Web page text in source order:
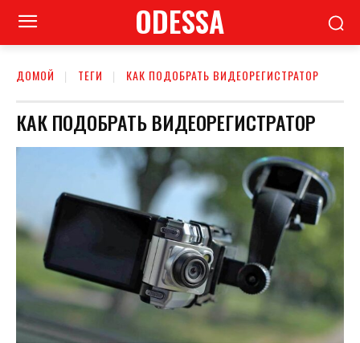
ODESSA
ДОМОЙ ТЕГИ КАК ПОДОБРАТЬ ВИДЕОРЕГИСТРАТОР
КАК ПОДОБРАТЬ ВИДЕОРЕГИСТРАТОР